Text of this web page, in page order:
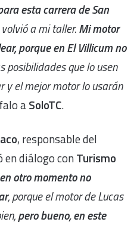
esta carrera de San
volvió a mi taller.Mi motor
porque en El Villicum no
posibilidades que lo usen
y el mejor motor lo usarán
aSoloTC.
, responsable del
diálogo conTurismo
en otro momento no
, porque el motor de Lucas
pero bueno, en este